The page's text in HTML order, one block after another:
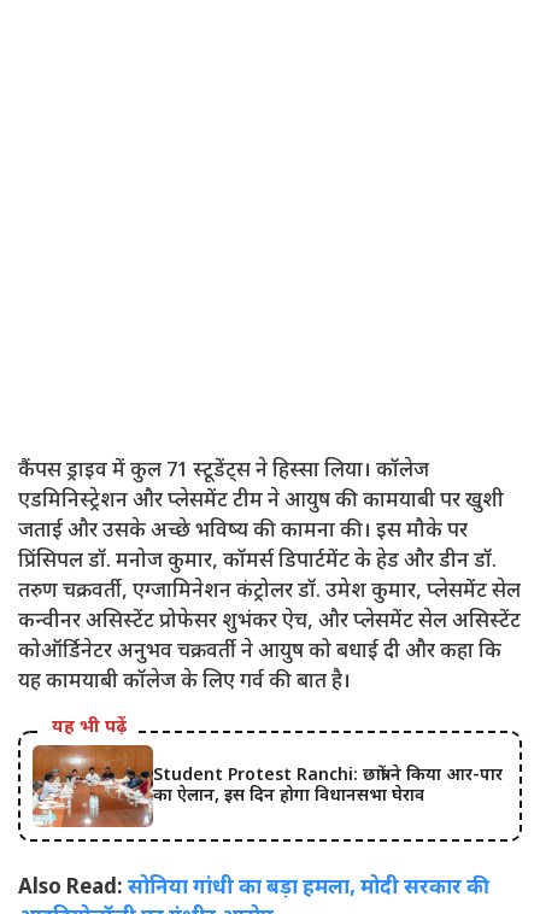
कैंपस ड्राइव में कुल 71 स्टूडेंट्स ने हिस्सा लिया। कॉलेज
एडमिनिस्ट्रेशन और प्लेसमेंट टीम ने आयुष की कामयाबी पर खुशी
जताई और उसके अच्छे भविष्य की कामना की। इस मौके पर
प्रिंसिपल डॉ. मनोज कुमार, कॉमर्स डिपार्टमेंट के हेड और डीन डॉ.
तरुण चक्रवर्ती, एग्जामिनेशन कंट्रोलर डॉ. उमेश कुमार, प्लेसमेंट सेल
कन्वीनर असिस्टेंट प्रोफेसर शुभंकर ऐच, और प्लेसमेंट सेल असिस्टेंट
कोऑर्डिनेटर अनुभव चक्रवर्ती ने आयुष को बधाई दी और कहा कि
यह कामयाबी कॉलेज के लिए गर्व की बात है।
यह भी पढ़ें
Student Protest Ranchi: छात्रों ने किया आर-पार
का ऐलान, इस दिन होगा विधानसभा घेराव
Also Read: सोनिया गांधी का बड़ा हमला, मोदी सरकार की